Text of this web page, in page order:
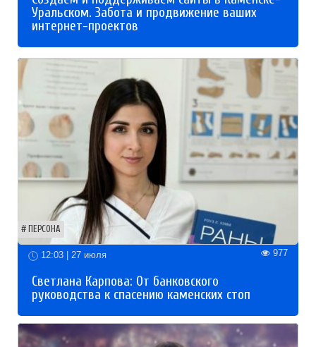
Уральском. Забота и продвижение ваших
интернет-проектов
ПЕРСОНА
12:03 | 27 июля 977
Светлана Карпова: От банковского
руководства к спасению каменских стоп